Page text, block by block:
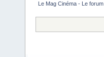
Le Mag Cinéma - Le forum